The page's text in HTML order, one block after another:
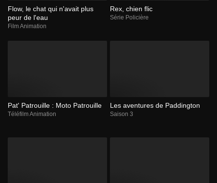
Flow, le chat qui n'avait plus
peur de l'eau
Film Animation
Rex, chien flic
Série Policière
Pat' Patrouille : Moto Patrouille
Téléfilm Animation
Les aventures de Paddington
Saison 3